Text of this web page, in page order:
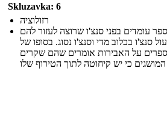
Skluzavka: 6
רזולוציה
עומדים בפני סנצ'ו שרוצה לעזור להם
סנצ'ו בכלוב מדי וסנצ'ו נסוג. בסופו של
ספרים על האבירות אומרים שהם שקרים